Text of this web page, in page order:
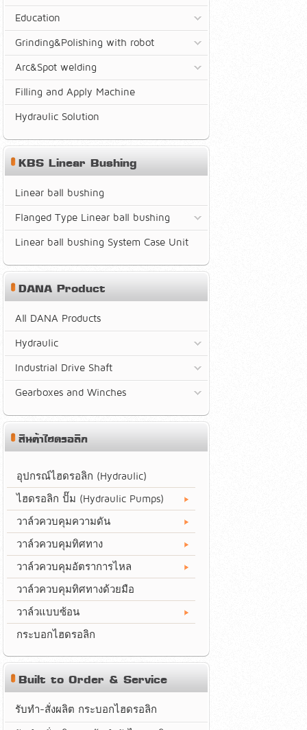
Education
Grinding&Polishing with robot
Arc&Spot welding
Filling and Apply Machine
Hydraulic Solution
KBS Linear Bushing
Linear ball bushing
Flanged Type Linear ball bushing
Linear ball bushing System Case Unit
DANA Product
All DANA Products
Hydraulic
Industrial Drive Shaft
Gearboxes and Winches
สินค้าไฮดรอลิก
อุปกรณ์ไฮดรอลิก (Hydraulic)
ไฮดรอลิก ปั๊ม (Hydraulic Pumps)
วาล์วควบคุมความดัน
วาล์วควบคุมทิศทาง
วาล์วควบคุมอัตราการไหล
วาล์วควบคุมทิศทางด้วยมือ
วาล์วแบบซ้อน
กระบอกไฮดรอลิก
Built to Order & Service
รับทำ-สั่งผลิต กระบอกไฮดรอลิก